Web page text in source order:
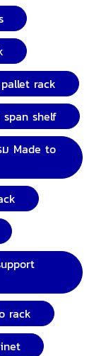
rack
span shelf
ม Made to
rack